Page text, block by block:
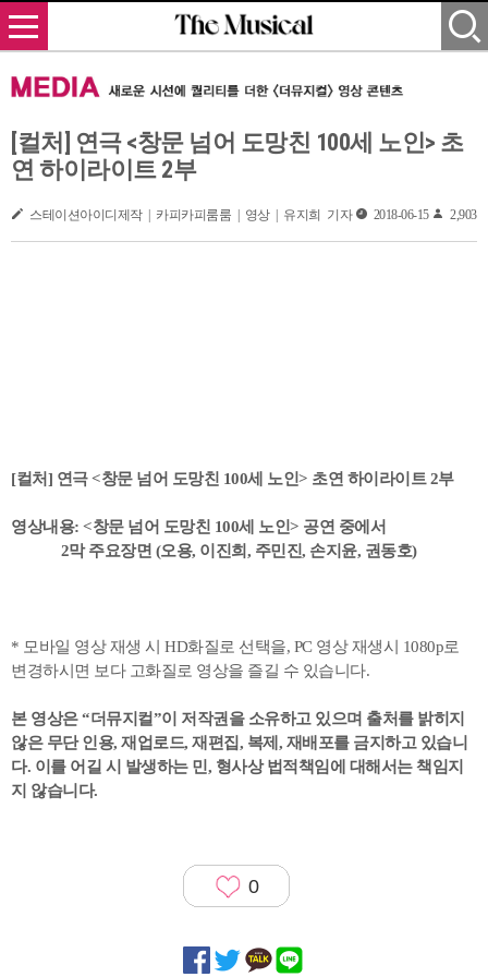
[컬처] 연극 <창문 넘어 도망친 100세 노인> 초
연 하이라이트 2부
스테이션아이디제작 | 카피카피룸룸 | 영상 | 유지희 기자 2018-06-15 2,903
[컬처] 연극 <창문 넘어 도망친 100세 노인> 초연 하이라이트 2부
영상내용: <창문 넘어 도망친 100세 노인> 공연 중에서
2막 주요장면 (오용, 이진희, 주민진, 손지윤, 권동호)
* 모바일 영상 재생 시 HD화질로 선택을, PC 영상 재생시 1080p로
변경하시면 보다 고화질로 영상을 즐길 수 있습니다.
본 영상은 “더뮤지컬”이 저작권을 소유하고 있으며 출처를 밝히지
않은 무단 인용, 재업로드, 재편집, 복제, 재배포를 금지하고 있습니
다. 이를 어길 시 발생하는 민, 형사상 법적책임에 대해서는 책임지
지 않습니다.
0